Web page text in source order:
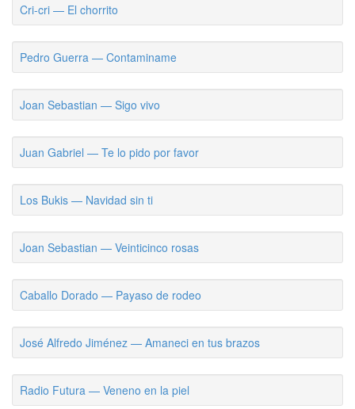
Cri-cri — El chorrito
Pedro Guerra — Contaminame
Joan Sebastian — Sigo vivo
Juan Gabriel — Te lo pido por favor
Los Bukis — Navidad sin ti
Joan Sebastian — Veinticinco rosas
Caballo Dorado — Payaso de rodeo
José Alfredo Jiménez — Amaneci en tus brazos
Radio Futura — Veneno en la piel